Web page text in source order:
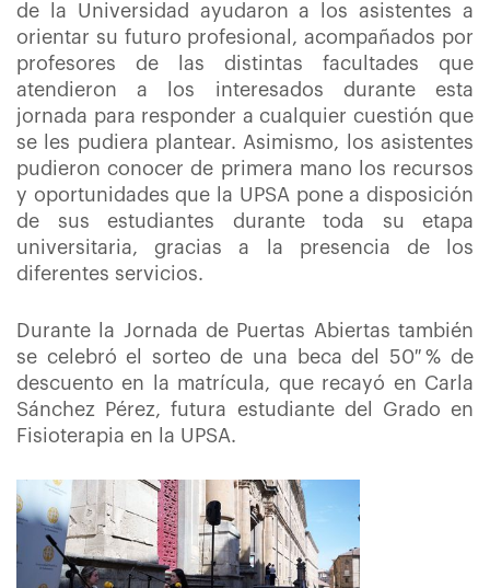
de la Universidad ayudaron a los asistentes a
orientar su futuro profesional, acompañados por
profesores de las distintas facultades que
atendieron a los interesados durante esta
jornada para responder a cualquier cuestión que
se les pudiera plantear. Asimismo, los asistentes
pudieron conocer de primera mano los recursos
y oportunidades que la UPSA pone a disposición
de sus estudiantes durante toda su etapa
universitaria, gracias a la presencia de los
diferentes servicios.
Durante la Jornada de Puertas Abiertas también
se celebró el sorteo de una beca del 50 % de
descuento en la matrícula, que recayó en Carla
Sánchez Pérez, futura estudiante del Grado en
Fisioterapia en la UPSA.